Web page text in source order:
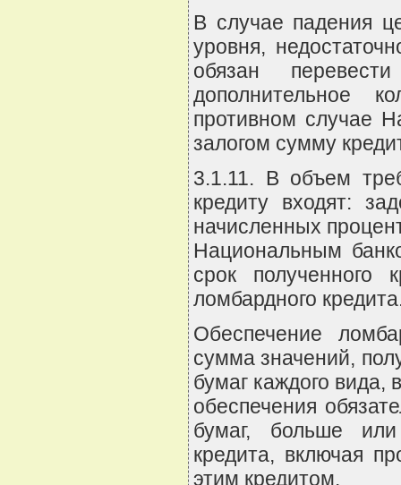
В случае падения
уровня,
обязан
дополнительное
противном случае
залогом сумму
3.1.11. В объем
кредиту входят:
начисленных
Национальным
срок полученного
ломбардного
Обеспечение
сумма значений,
бумаг каждого
обеспечения
бумаг, больше
кредита, включая
этим кредитом.